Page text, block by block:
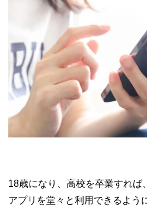
18歳になり、高校を卒業すれば
アプリを堂々と利用できるよう